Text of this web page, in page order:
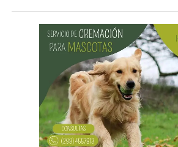
(APLA), Pablo Biró.
«El espíritu de esta reforma es
empresarios y aumentar sus
partir de una mayor explotación.
y salarios más bajos», dijo el
Rodolfo Aguiar, al iniciar la
FreSU, que solicitó la audiencia junto
Estudios Legales y Sociales (CELS) y